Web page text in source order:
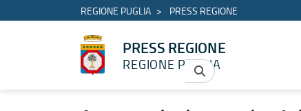
REGIONE PUGLIA PRESS REGIONE
PRESS REGIONE
REGIONE PUGLIA